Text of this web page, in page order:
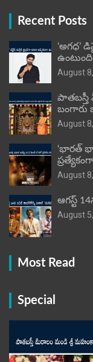
Recent Posts
‘అగధ’
ఉంటుంది
August
బంగారు
August
‘భారత్
August
ఆగస్ట్
August
Most Read
Special